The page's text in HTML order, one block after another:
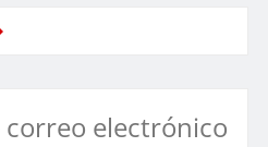
electrónico